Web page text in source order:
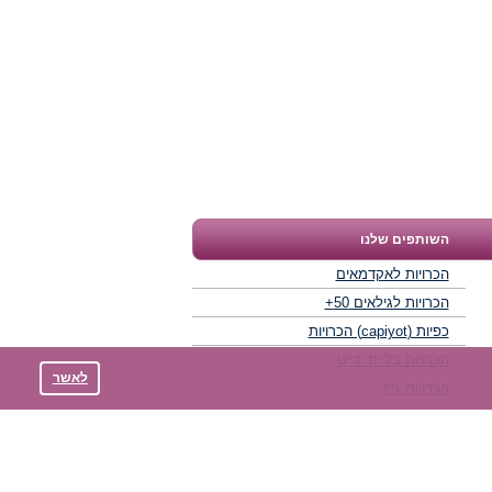
השותפים שלנו
הכרויות לאקדמאים
הכרויות לגילאים 50+
כפיות (capiyot) הכרויות
לאשר